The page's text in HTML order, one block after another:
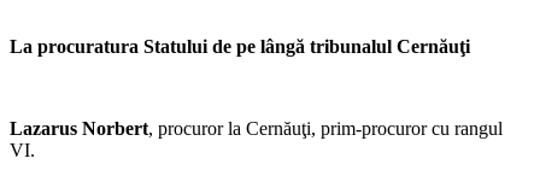
La procuratura Statului de pe lângă tribunalul Cernăuţi
Lazarus Norbert, procuror la Cernăuţi, prim-procuror cu rangul
VI.